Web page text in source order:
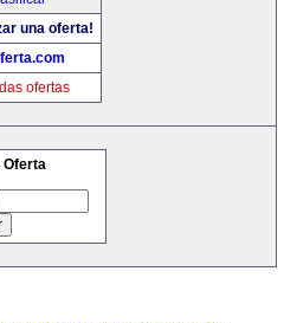
una oferta!
ofertas
Oferta